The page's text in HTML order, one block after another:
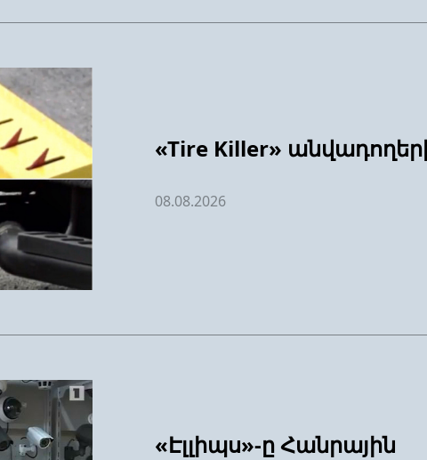
«Tire Killer»
08.08.2026
«Էլլիպս»-ը Հանրային